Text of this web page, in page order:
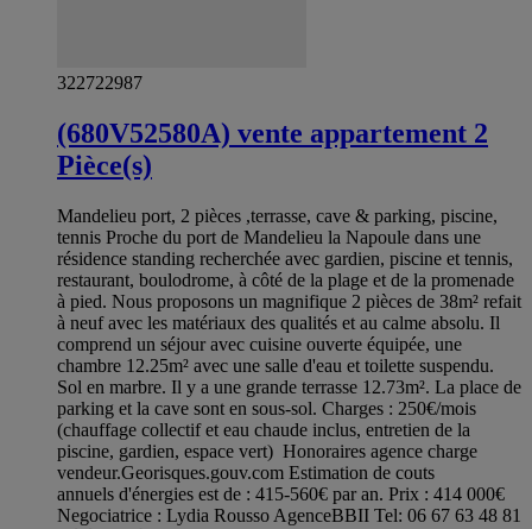
322722987
(680V52580A) vente appartement 2
Pièce(s)
Mandelieu port, 2 pièces ,terrasse, cave & parking, piscine,
tennis Proche du port de Mandelieu la Napoule dans une
résidence standing recherchée avec gardien, piscine et tennis,
restaurant, boulodrome, à côté de la plage et de la promenade
à pied. Nous proposons un magnifique 2 pièces de 38m² refait
à neuf avec les matériaux des qualités et au calme absolu. Il
comprend un séjour avec cuisine ouverte équipée, une
chambre 12.25m² avec une salle d'eau et toilette suspendu.
Sol en marbre. Il y a une grande terrasse 12.73m². La place de
parking et la cave sont en sous-sol. Charges : 250€/mois
(chauffage collectif et eau chaude inclus, entretien de la
piscine, gardien, espace vert) Honoraires agence charge
vendeur.Georisques.gouv.com Estimation de couts
annuels d'énergies est de : 415-560€ par an. Prix : 414 000€
Negociatrice : Lydia Rousso AgenceBBII Tel: 06 67 63 48 81